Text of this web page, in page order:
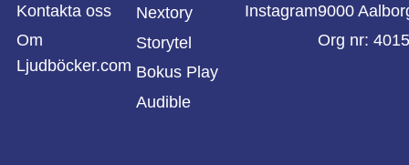
Kontakta oss
Om
Ljudböcker.com
Nextory
Storytel
Bokus Play
Audible
Instagram9000
Org nr: